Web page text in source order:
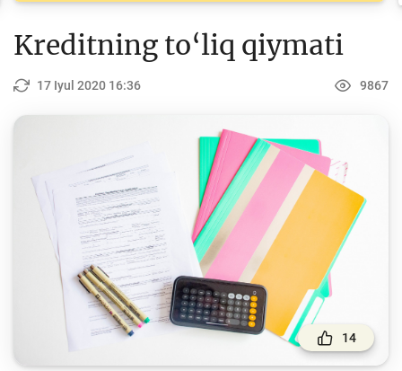
Pul
Budjet
To'lov va o'tkazmalar
Moliya bozori
Pul-kredit siyosati va uning elementlari
Moliyaviy xavfsizlik
Bank xizmatlari iste'molchilari huquqlari
Kreditning to‘liq qiymati
17 Iyul 2020 16:36 9867
14